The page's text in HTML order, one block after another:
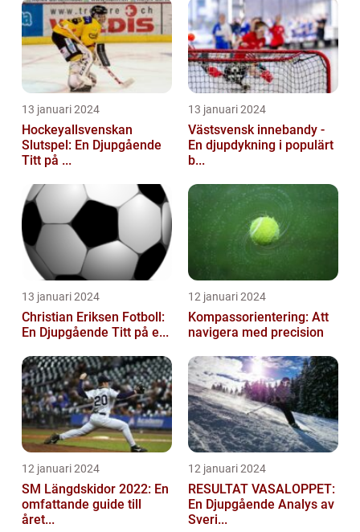
13 januari 2024
Hockeyallsvenskan
Slutspel: En Djupgående
Titt på ...
13 januari 2024
Västsvensk innebandy -
En djupdykning i populärt
b...
13 januari 2024
Christian Eriksen Fotboll:
En Djupgående Titt på e...
12 januari 2024
Kompassorientering: Att
navigera med precision
12 januari 2024
SM Längdskidor 2022: En
omfattande guide till
året...
12 januari 2024
RESULTAT VASALOPPET:
En Djupgående Analys av
Sveri...